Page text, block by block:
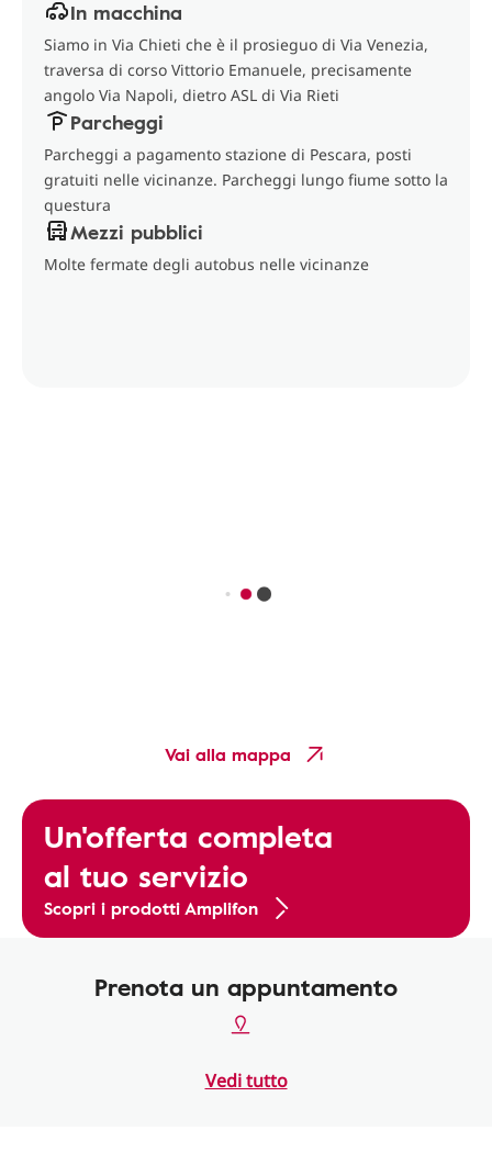
In macchina
Siamo in Via Chieti che è il prosieguo di Via Venezia,
traversa di corso Vittorio Emanuele, precisamente
angolo Via Napoli, dietro ASL di Via Rieti
Parcheggi
Parcheggi a pagamento stazione di Pescara, posti
gratuiti nelle vicinanze. Parcheggi lungo fiume sotto la
questura
Mezzi pubblici
Molte fermate degli autobus nelle vicinanze
Vai alla mappa
Un'offerta completa
al tuo servizio
Scopri i prodotti Amplifon
Prenota un appuntamento
Vedi tutto